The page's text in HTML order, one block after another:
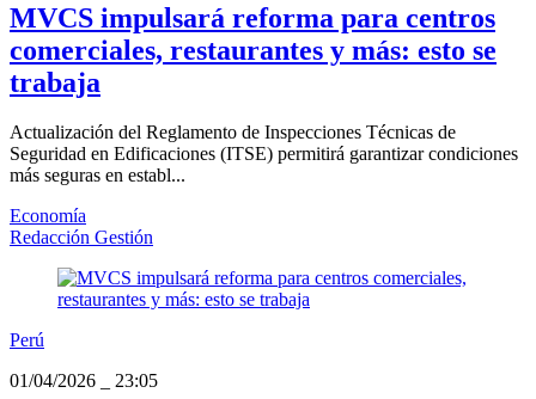
MVCS impulsará reforma para centros
comerciales, restaurantes y más: esto se
trabaja
Actualización del Reglamento de Inspecciones Técnicas de
Seguridad en Edificaciones (ITSE) permitirá garantizar condiciones
más seguras en establ...
Economía
Redacción Gestión
Perú
01/04/2026
23:05